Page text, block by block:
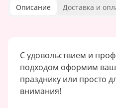
Описание Доставка и
С удовольствием и
подходом оформим
празднику или просто
внимания!